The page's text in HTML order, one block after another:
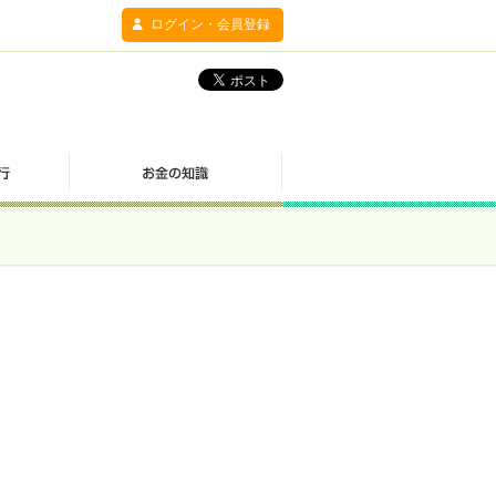
ログイン・会員登録